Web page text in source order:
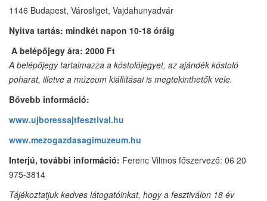
1146 Budapest, Városliget, Vajdahunyadvár
Nyitva tartás: mindkét napon 10-18 óráig
A belépőjegy ára: 2000 Ft
A belépőjegy tartalmazza a kóstolójegyet, az ajándék kóstoló
poharat, illetve a múzeum kiállításai is megtekinthetők vele.
Bővebb információ:
www.ujboressajtfesztival.hu
www.mezogazdasagimuzeum.hu
Interjú, további információ: Ferenc Vilmos főszervező: 06 20
975-3814
Tájékoztatjuk kedves látogatóinkat, hogy a fesztiválon 18 év